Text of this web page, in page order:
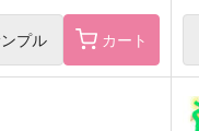
プル カート